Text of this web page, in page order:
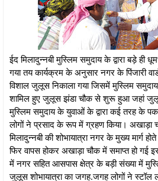
ईद मिलादुन्नबी मुस्लिम समुदाय के द्वारा बड़े ही
गया तय कार्यक्रम के अनुसार नगर के पिंजारी
विशाल जुलूस निकाला गया जिसमें मुस्लिम
शामिल हुए जुलूस झंडा चौक से शुरू हुआ जहां
मुस्लिम समुदाय के युवाओं के द्वारा कई तरह के
लोगों ने प्रसाद के रूप में ग्रहण किया। अखाड़ा
मिलादुन्नबी की शोभायात्रा नगर के मुख्य मार्ग
फिर वापस होकर अखाड़ा चौक में समाप्त हो गई
में नगर सहित आसपास क्षेत्र के बड़ी संख्या में
जुलूस शोभायात्रा का जगह.जगह लोगों ने स्टॉल